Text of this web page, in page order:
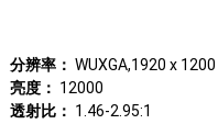
分辨率： WUXGA,1920 x 1200
亮度： 12000
透射比： 1.46-2.95:1